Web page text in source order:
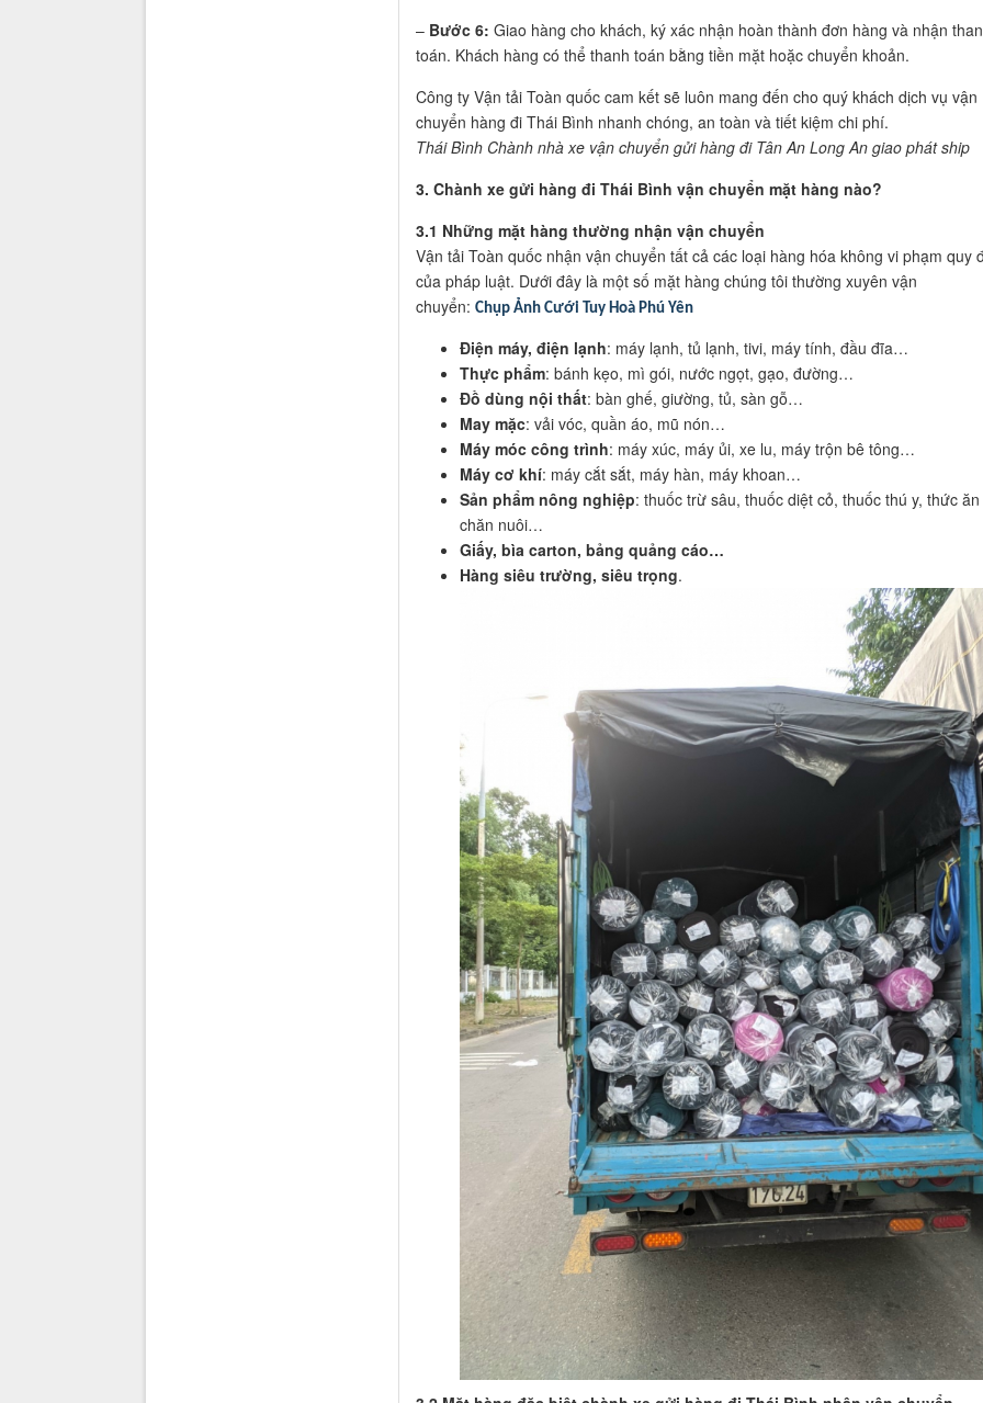
– Bước 6: Giao hàng cho khách, ký xác nhận hoàn thành đơn hàng và nhận
toán. Khách hàng có thể thanh toán bằng tiền mặt hoặc chuyển khoản.
Công ty Vận tải Toàn quốc cam kết sẽ luôn mang đến cho quý khách dịch vụ vận
chuyển hàng đi Thái Bình nhanh chóng, an toàn và tiết kiệm chi phí.
Thái Bình Chành nhà xe vận chuyển gửi hàng đi Tân An Long An giao phát ship
3. Chành xe gửi hàng đi Thái Bình vận chuyển mặt hàng nào?
3.1 Những mặt hàng thường nhận vận chuyển
Vận tải Toàn quốc nhận vận chuyển tất cả các loại hàng hóa không vi phạm quy
của pháp luật. Dưới đây là một số mặt hàng chúng tôi thường xuyên vận
chuyển: Chụp Ảnh Cưới Tuy Hoà Phú Yên
Điện máy, điện lạnh: máy lạnh, tủ lạnh, tivi, máy tính, đầu đĩa…
Thực phẩm: bánh kẹo, mì gói, nước ngọt, gạo, đường…
Đồ dùng nội thất: bàn ghế, giường, tủ, sàn gỗ…
May mặc: vải vóc, quần áo, mũ nón…
Máy móc công trình: máy xúc, máy ủi, xe lu, máy trộn bê tông…
Máy cơ khí: máy cắt sắt, máy hàn, máy khoan…
Sản phẩm nông nghiệp: thuốc trừ sâu, thuốc diệt cỏ, thuốc thú y, thức ăn
chăn nuôi…
Giấy, bìa carton, bảng quảng cáo…
Hàng siêu trường, siêu trọng.